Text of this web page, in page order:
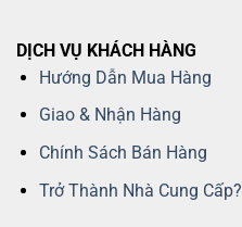
DỊCH VỤ KHÁCH HÀNG
Hướng Dẫn Mua Hàng
Giao & Nhận Hàng
Chính Sách Bán Hàng
Trở Thành Nhà Cung Cấp?